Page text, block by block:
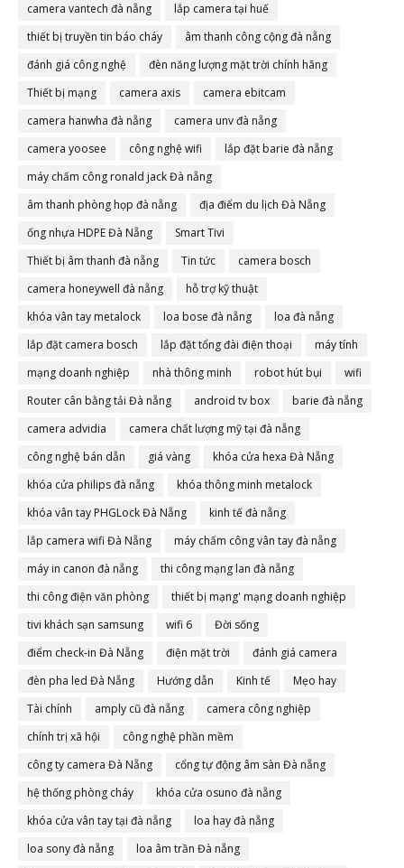
camera vantech đà nẵng
lắp camera tại huế
thiết bị truyền tin báo cháy
âm thanh công cộng đà nẵng
đánh giá công nghệ
đèn năng lượng mặt trời chính hãng
Thiết bị mạng
camera axis
camera ebitcam
camera hanwha đà nẵng
camera unv đà nẵng
camera yoosee
công nghệ wifi
lắp đặt barie đà nẵng
máy chấm công ronald jack Đà nẵng
âm thanh phòng họp đà nẵng
địa điểm du lịch Đà Nẵng
ống nhựa HDPE Đà Nẵng
Smart Tivi
Thiết bị âm thanh đà nẵng
Tin tức
camera bosch
camera honeywell đà nẵng
hỗ trợ kỹ thuật
khóa vân tay metalock
loa bose đà nẵng
loa đà nẵng
lắp đặt camera bosch
lắp đặt tổng đài điện thoại
máy tính
mạng doanh nghiệp
nhà thông minh robot hút bụi
wifi
Router cân bằng tải Đà nẵng
android tv box
barie đà nẵng
camera advidia
camera chất lượng mỹ tại đà nẵng
công nghệ bán dẫn
giá vàng
khóa cửa hexa Đà Nẵng
khóa cửa philips đà nẵng
khóa thông minh metalock
khóa vân tay PHGLock Đà Nẵng
kinh tế đà nẵng
lắp camera wifi Đà Nẵng
máy chấm công vân tay đà nẵng
máy in canon đà nẵng
thi công mạng lan đà nẵng
thi công điện văn phòng
thiết bị mạng' mạng doanh nghiệp
tivi khách sạn samsung
wifi 6
Đời sống
điểm check-in Đà Nẵng
điện mặt trời
đánh giá camera
đèn pha led Đà Nẵng
Hướng dẫn Kinh tế
Mẹo hay
Tài chính
amply cũ đà nẵng
camera công nghiệp
chính trị xã hội
công nghệ phần mềm
công ty camera Đà Nẵng
cổng tự động âm sàn Đà nẵng
hệ thống phòng cháy
khóa cửa osuno đà nẵng
khóa cửa vân tay tại đà nẵng
loa hay đà nẵng
loa sony đà nẵng
loa âm trần Đà nẵng